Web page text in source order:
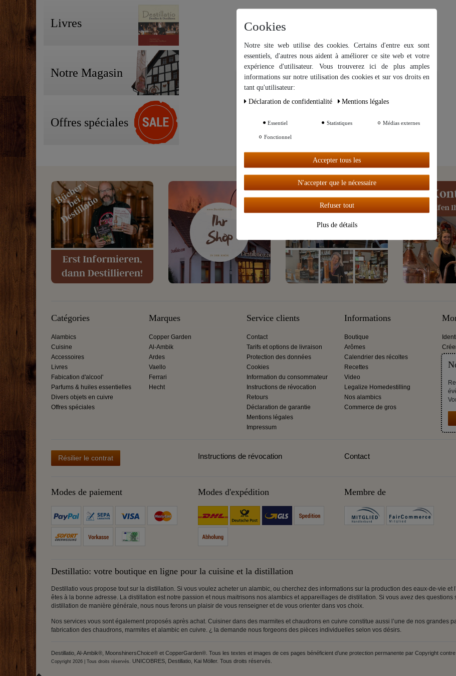
Livres
Notre Magasin
Offres spéciales
Catégories
Alambics
Cuisine
Accessoires
Livres
Fabication d'alcool'
Parfums & huiles essentielles
Divers objets en cuivre
Offres spéciales
Marques
Copper Garden
Al-Ambik
Ardes
Vaello
Ferrari
Hecht
Service clients
Contact
Tarifs et options de livraison
Protection des données
Cookies
Information du consommateur
Instructions de révocation
Retours
Déclaration de garantie
Mentions légales
Impressum
Informations
Boutique
Arômes
Calendrier des récoltes
Recettes
Video
Legalize Homedestilling
Nos alambics
Commerce de gros
Résilier le contrat Instructions de révocation Contact
Modes de paiement Modes d'expédition Membre de
Destillatio: votre boutique en ligne pour la cuisine et la distillation
Destillatio vous propose tout sur la distillation. Si vous voulez acheter un alambic, ou cherchez des informations sur la production des eaux-de-vie
êtes à la bonne adresse. La distillation est notre passion et nous maitrisons nos alambics et appareillages de distillation. Si vous avez des questions
distillation de manière générale, nous nous ferons un plaisir de vous renseigner et de vous orienter dans vos choix.
Nos services vous sont également proposés après achat. Cuisiner dans des marmites et chaudrons en cuivre constitue aussi l’une de nos grandes
fabrication des chaudrons, marmites et alambic en cuivre. ¿ la demande nous forgeons des pièces individuelles selon vos désirs.
Destillatio, Al-Ambik®, MoonshinersChoice® et CopperGarden®. Tous les textes et images de ces pages bénéficient d’une protection permanente par Copyright
Copyright 2026 | Tous droits réservés. UNICOBRES, Destillatio, Kai Möller. Tous droits réservés.
Nous utilisons des cookies sur notre site Web. Certains d’entre eux
sont essentiels, tandis que d’autres nous aident à améliorer ce site
Autres paramètres
Tout
accepter
Cookies
Notre site web utilise des cookies. Certains d'entre eux sont
essentiels, d'autres nous aident à améliorer ce site web et votre
expérience d'utilisateur. Vous trouverez ici de plus amples
informations sur notre utilisation des cookies et sur vos droits en
tant qu'utilisateur:
Déclaration de confidentialité
Mentions légales
Essentiel Statistiques Médias externes
Fonctionnel
Accepter tous les
N'accepter que le nécessaire
Refuser tout
Plus de détails